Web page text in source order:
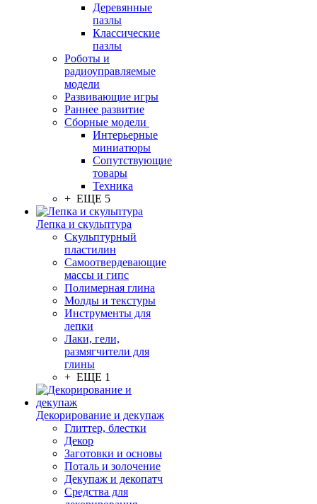
Деревянные
пазлы
Классические
пазлы
Роботы и
радиоуправляемые
модели
Развивающие игры
Раннее развитие
Сборные модели
Интерьерные
миниатюры
Сопутствующие
товары
Техника
+ ЕЩЕ 5
Лепка и скульптура
Скульптурный
пластилин
Самоотвердевающие
массы и гипс
Полимерная глина
Молды и текстуры
Инструменты для
лепки
Лаки, гели,
размягчители для
глины
+ ЕЩЕ 1
Декорирование и декупаж
Глиттер, блестки
Декор
Заготовки и основы
Поталь и золочение
Декупаж и декопатч
Средства для